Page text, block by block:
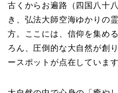
古くからお遍路（四国八十
き、弘法大師空海ゆかりの
方。ここには、信仰を集め
ろん、圧倒的な大自然が創
ースポットが点在しています